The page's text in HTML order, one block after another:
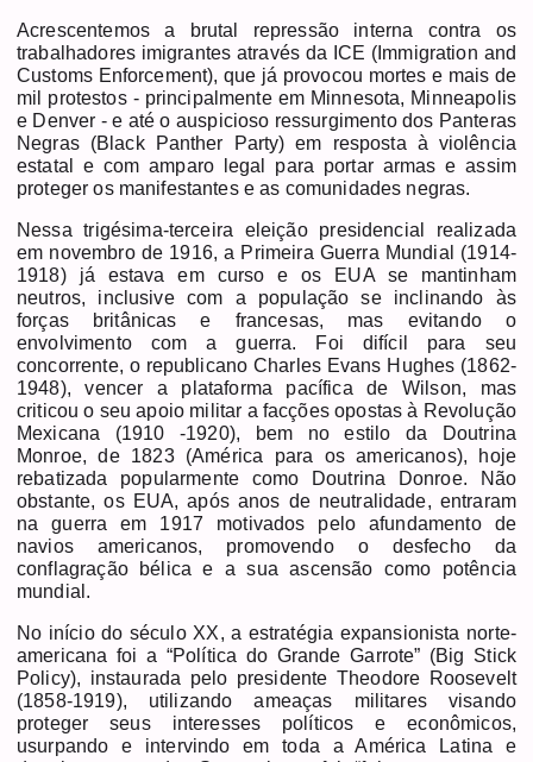
Acrescentemos a brutal repressão interna contra os
trabalhadores imigrantes através da ICE (Immigration and
Customs Enforcement), que já provocou mortes e mais de
mil protestos - principalmente em Minnesota, Minneapolis
e Denver - e até o auspicioso ressurgimento dos Panteras
Negras (Black Panther Party) em resposta à violência
estatal e com amparo legal para portar armas e assim
proteger os manifestantes e as comunidades negras.
Nessa trigésima-terceira eleição presidencial realizada
em novembro de 1916, a Primeira Guerra Mundial (1914-
1918) já estava em curso e os EUA se mantinham
neutros, inclusive com a população se inclinando às
forças britânicas e francesas, mas evitando o
envolvimento com a guerra. Foi difícil para seu
concorrente, o republicano Charles Evans Hughes (1862-
1948), vencer a plataforma pacífica de Wilson, mas
criticou o seu apoio militar a facções opostas à Revolução
Mexicana (1910 -1920), bem no estilo da Doutrina
Monroe, de 1823 (América para os americanos), hoje
rebatizada popularmente como Doutrina Donroe. Não
obstante, os EUA, após anos de neutralidade, entraram
na guerra em 1917 motivados pelo afundamento de
navios americanos, promovendo o desfecho da
conflagração bélica e a sua ascensão como potência
mundial.
No início do século XX, a estratégia expansionista norte-
americana foi a “Política do Grande Garrote” (Big Stick
Policy), instaurada pelo presidente Theodore Roosevelt
(1858-1919), utilizando ameaças militares visando
proteger seus interesses políticos e econômicos,
usurpando e intervindo em toda a América Latina e